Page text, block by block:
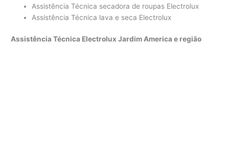
Assistência Técnica secadora de roupas Electrolux
Assistência Técnica lava e seca Electrolux
Assistência Técnica Electrolux Jardim America e região